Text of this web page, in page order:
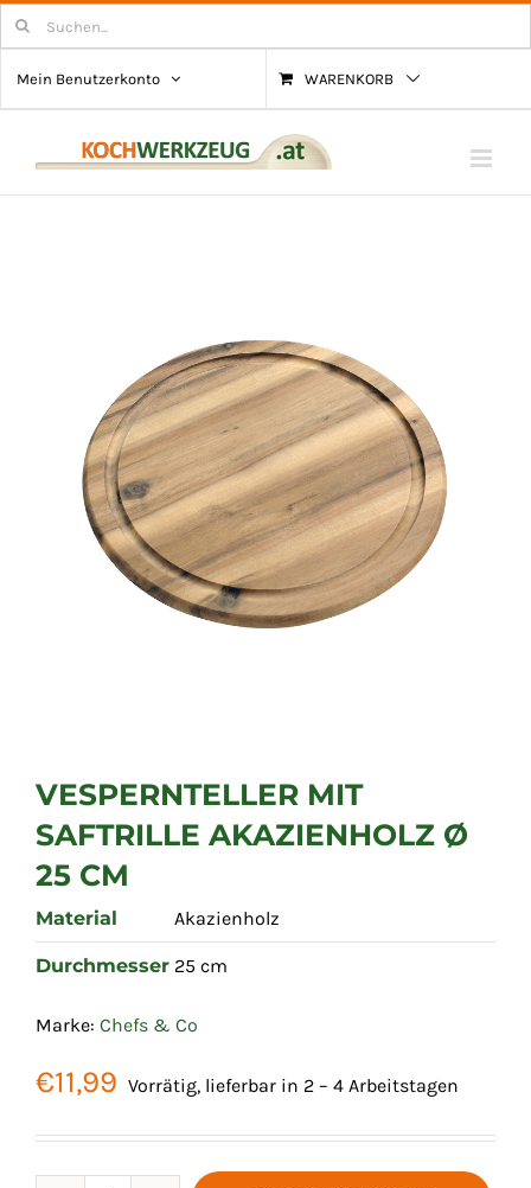
Zum
Inhalt
springen
Suchen
nach:
Mein Benutzerkonto
WARENKORB
VESPERNTELLER MIT
SAFTRILLE AKAZIENHOLZ Ø
25 CM
Material Akazienholz
Durchmesser 25 cm
Marke: Chefs & Co
€11,99 Vorrätig, lieferbar in 2 – 4 Arbeitstagen